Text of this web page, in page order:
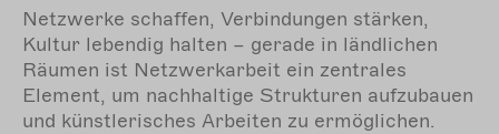
Netzwerke schaffen, Verbindungen stärken,
Kultur lebendig halten – gerade in ländlichen
Räumen ist Netzwerkarbeit ein zentrales
Element, um nachhaltige Strukturen aufzubauen
und künstlerisches Arbeiten zu ermöglichen.